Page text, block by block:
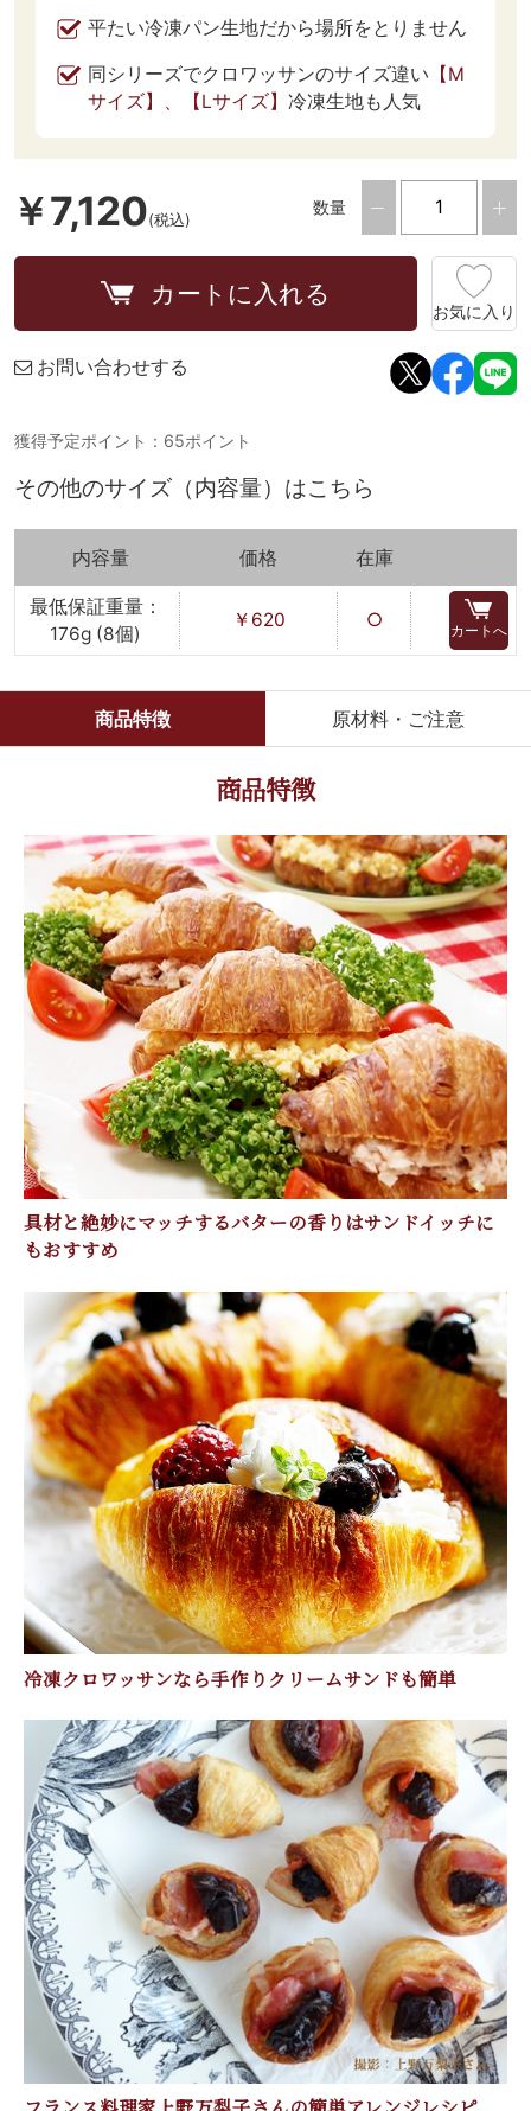
平たい冷凍パン生地だから場所をとりません
同シリーズでクロワッサンのサイズ違い 【M
サイズ】、
【Lサイズ】冷凍生地も人気
￥7,120(税込)
数量
カートに入れる
お気に入り
お問い合わせする
獲得予定ポイント：65ポイント
その他のサイズ（内容量）はこちら
内容量 価格 在庫
最低保証重量：
176g (8個)
￥620 ○ カートへ
商品特徴 原材料・ご注意
商品特徴
具材と絶妙にマッチするバターの香りはサンドイッチに
もおすすめ
冷凍クロワッサンなら手作りクリームサンドも簡単